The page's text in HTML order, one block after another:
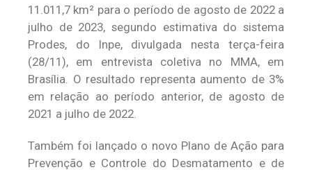
11.011,7 km² para o período de agosto de 2022 a
julho de 2023, segundo estimativa do sistema
Prodes, do Inpe, divulgada nesta terça-feira
(28/11), em entrevista coletiva no MMA, em
Brasília. O resultado representa aumento de 3%
em relação ao período anterior, de agosto de
2021 a julho de 2022.
Também foi lançado o novo Plano de Ação para
Prevenção e Controle do Desmatamento e de